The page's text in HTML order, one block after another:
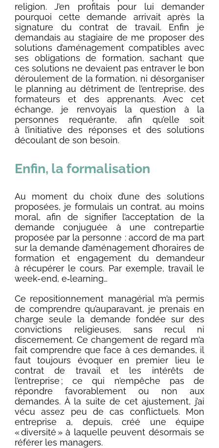
religion. J’en profitais pour lui demander
pourquoi cette demande arrivait après la
signature du contrat de travail. Enfin je
demandais au stagiaire de me proposer des
solutions d’aménagement compatibles avec
ses obligations de formation, sachant que
ces solutions ne devaient pas entraver le bon
déroulement de la formation, ni désorganiser
le planning au détriment de l’entreprise, des
formateurs et des apprenants. Avec cet
échange, je renvoyais la question à la
personnes requérante, afin qu’elle soit
à l’initiative des réponses et des solutions
découlant de son besoin.
Enfin, la formalisation
Au moment du choix d’une des solutions
proposées, je formulais un contrat, au moins
moral, afin de signifier l’acceptation de la
demande conjuguée à une contrepartie
proposée par la personne : accord de ma part
sur la demande d’aménagement d’horaires de
formation et engagement du demandeur
à récupérer le cours. Par exemple, travail le
week-end, e‑learning…
Ce repositionnement managérial m’a permis
de comprendre qu’auparavant, je prenais en
charge seule la demande fondée sur des
convictions religieuses, sans recul ni
discernement. Ce changement de regard m’a
fait comprendre que face à ces demandes, il
faut toujours évoquer en premier lieu le
contrat de travail et les intérêts de
l’entreprise ; ce qui n’empêche pas de
répondre favorablement ou non aux
demandes. À la suite de cet ajustement, j’ai
vécu assez peu de cas conflictuels. Mon
entreprise a, depuis, créé une équipe
« diversité » à laquelle peuvent désormais se
référer les managers.